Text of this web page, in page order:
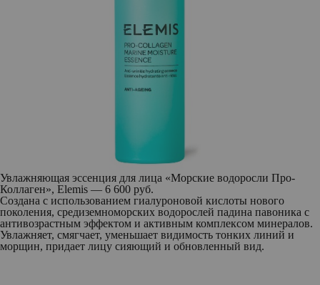
Увлажняющая эссенция для лица «Морские водоросли Про-
Коллаген», Elemis — 6 600 руб.
Создана с использованием гиалуроновой кислоты нового
поколения, средиземноморских водорослей падина павоника с
антивозрастным эффектом и активным комплексом минералов.
Увлажняет, смягчает, уменьшает видимость тонких линий и
морщин, придает лицу сияющий и обновленный вид.